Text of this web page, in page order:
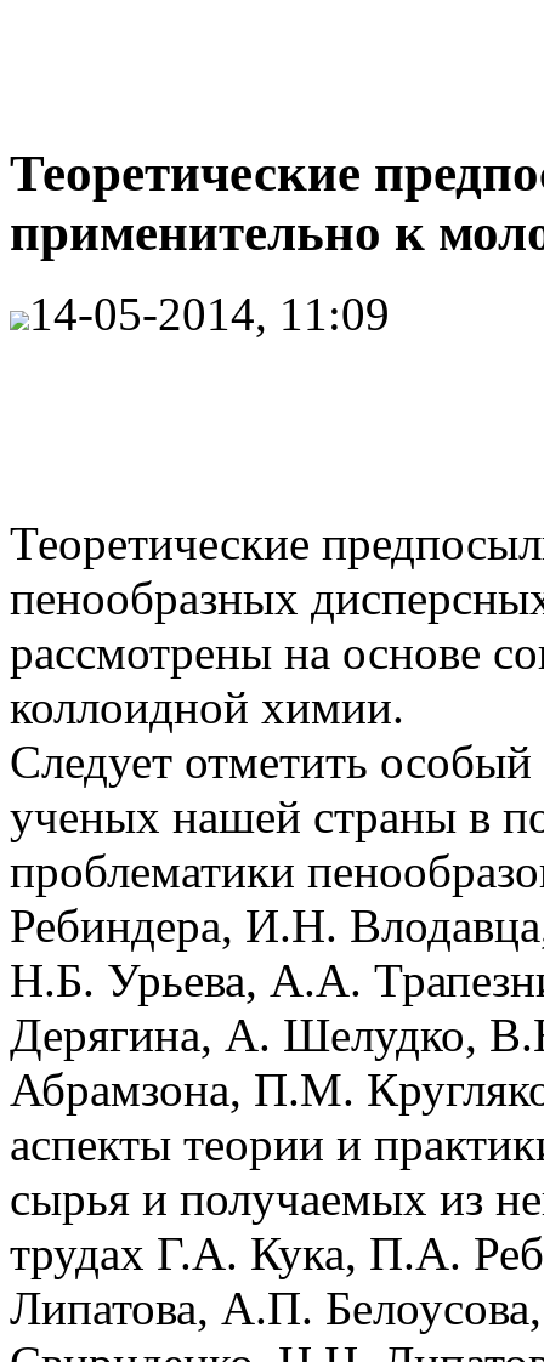
Теоретические
применительно к
14-05-2014, 11:09
Теоретические
пенообразных
рассмотрены на основе
коллоидной химии.
Следует отметить
ученых нашей страны в
проблематики
Ребиндера, И.Н.
Н.Б. Урьева, А.А.
Дерягина, А. Шелудко,
Абрамзона, П.М.
аспекты теории и
сырья и получаемых из
трудах Г.А. Кука, П.А.
Липатова, А.П.